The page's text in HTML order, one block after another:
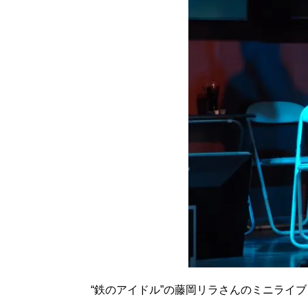
“鉄のアイドル”の藤岡リラさんのミニライ